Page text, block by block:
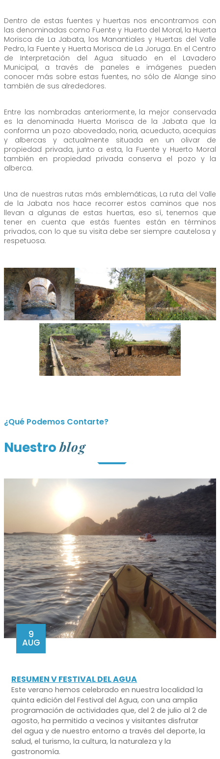
Dentro de estas fuentes y huertas nos encontramos con
las denominadas como Fuente y Huerto del Moral, la Huerta
Morisca de La Jabata, los Manantiales y Huertas del Valle
Pedro, la Fuente y Huerta Morisca de La Joruga. En el Centro
de Interpretación del Agua situado en el Lavadero
Municipal, a través de paneles e imágenes pueden
conocer más sobre estas fuentes, no sólo de Alange sino
también de sus alrededores.
Entre las nombradas anteriormente, la mejor conservada
es la denominada Huerta Morisca de la Jabata que la
conforma un pozo abovedado, noria, acueducto, acequias
y albercas y actualmente situada en un olivar de
propiedad privada, junto a esta, la Fuente y Huerto Moral
también en propiedad privada conserva el pozo y la
alberca.
Una de nuestras rutas más emblemáticas, La ruta del Valle
de la Jabata nos hace recorrer estos caminos que nos
llevan a algunas de estas huertas, eso sí, tenemos que
tener en cuenta que estás fuentes están en términos
privados, con lo que su visita debe ser siempre cautelosa y
respetuosa.
¿Qué Podemos Contarte?
Nuestroblog
9
AUG
RESUMEN V FESTIVAL DEL AGUA
Este verano hemos celebrado en nuestra localidad la
quinta edición del Festival del Agua, con una amplia
programación de actividades que, del 2 de julio al 2 de
agosto, ha permitido a vecinos y visitantes disfrutar
del agua y de nuestro entorno a través del deporte, la
salud, el turismo, la cultura, la naturaleza y la
gastronomía.